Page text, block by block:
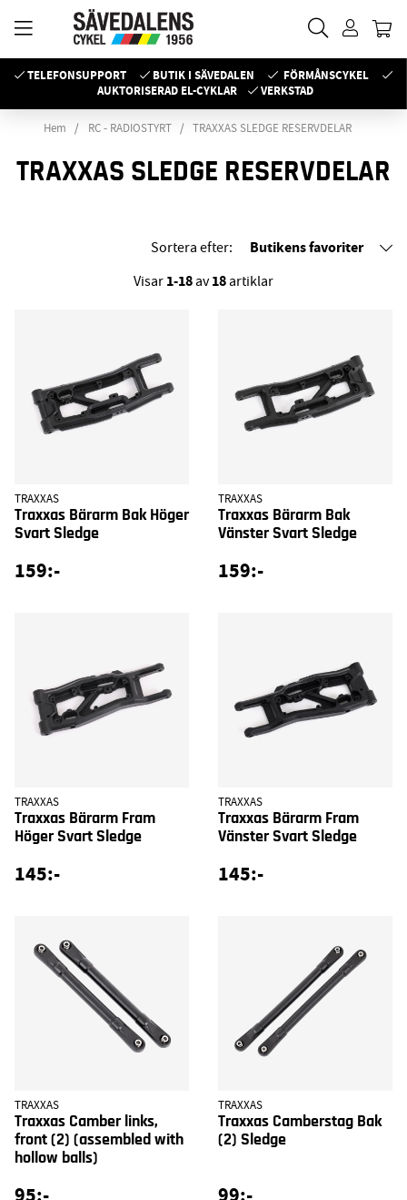
TELEFONSUPPORT BUTIK I SÄVEDALEN
FÖRMÅNSCYKEL
AUKTORISERAD EL-CYKLAR
VERKSTAD
Hem RC - RADIOSTYRT TRAXXAS SLEDGE RESERVDELAR
TRAXXAS SLEDGE RESERVDELAR
Sortera efter: Butikens favoriter
Visar 1-18av18artiklar
TRAXXAS
Traxxas Bärarm Bak Höger
Svart Sledge
159:-
TRAXXAS
Traxxas Bärarm Bak
Vänster Svart Sledge
159:-
TRAXXAS
Traxxas Bärarm Fram
Höger Svart Sledge
145:-
TRAXXAS
Traxxas Bärarm Fram
Vänster Svart Sledge
145:-
TRAXXAS
Traxxas Camber links,
front (2) (assembled with
hollow balls)
TRAXXAS
Traxxas Camberstag Bak
(2) Sledge